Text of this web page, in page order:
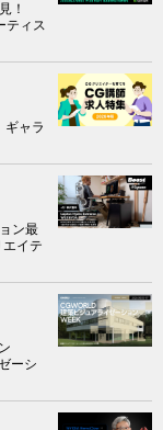
見！
ティス
ギャラ
ン最
イテ
ーシ